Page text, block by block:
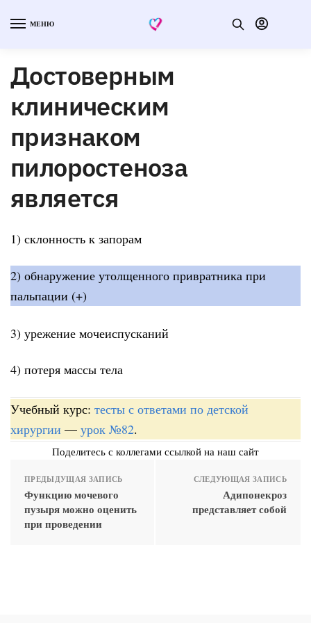
МЕНЮ
Достоверным
клиническим
признаком
пилоростеноза
является
1) склонность к запорам
2) обнаружение утолщенного привратника при
пальпации (+)
3) урежение мочеиспусканий
4) потеря массы тела
Учебный курс: тесты с ответами по детской
хирургии — урок №82.
Поделитесь с коллегами ссылкой на наш сайт
ПРЕДЫДУЩАЯ ЗАПИСЬ
Функцию мочевого
пузыря можно оценить
при проведении
СЛЕДУЮЩАЯ ЗАПИСЬ
Адипонекроз
представляет собой